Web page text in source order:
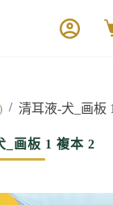
/ 清耳液-犬_画板
_画板 1 複本 2